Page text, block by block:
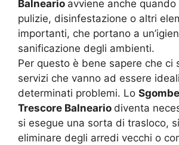
Balneario avviene anche
pulizie, disinfestazione o altri
importanti, che portano a
sanificazione degli ambienti.
Per questo è bene sapere che ci
servizi che vanno ad essere
determinati problemi. Lo
Trescore Balneario diventa
si esegue una sorta di trasloco,
eliminare degli arredi vecchi o